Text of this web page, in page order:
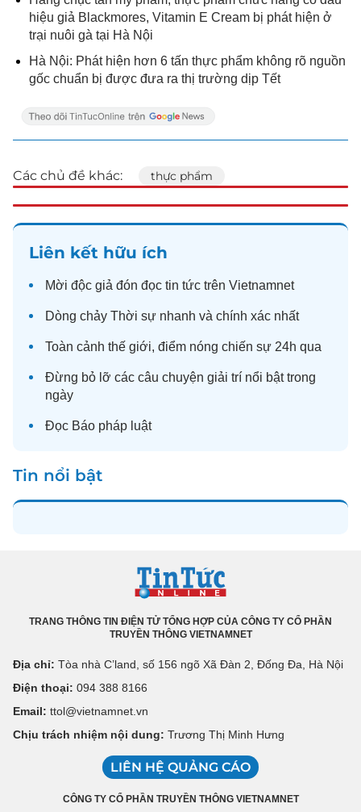
hiệu giả Blackmores, Vitamin E Cream bị phát hiện ở
trại nuôi gà tại Hà Nội
Hà Nội: Phát hiện hơn 6 tấn thực phẩm không rõ nguồn
gốc chuẩn bị được đưa ra thị trường dịp Tết
Các chủ đề khác: thực phẩm
Liên kết hữu ích
Mời độc giả đón đọc tin tức trên Vietnamnet
Dòng chảy Thời sự nhanh và chính xác nhất
Toàn cảnh thế giới, điểm nóng chiến sự 24h qua
Đừng bỏ lỡ các câu chuyện giải trí nổi bật trong
ngày
Đọc Báo pháp luật
Tin nổi bật
TRANG THÔNG TIN ĐIỆN TỬ TỔNG HỢP CỦA CÔNG TY CỔ PHẦN
TRUYỀN THÔNG VIETNAMNET
Địa chỉ: Tòa nhà C’land, số 156 ngõ Xã Đàn 2, Đống Đa, Hà Nội
Điện thoại: 094 388 8166
Email: ttol@vietnamnet.vn
Chịu trách nhiệm nội dung: Trương Thị Minh Hưng
LIÊN HỆ QUẢNG CÁO
CÔNG TY CỔ PHẦN TRUYỀN THÔNG VIETNAMNET